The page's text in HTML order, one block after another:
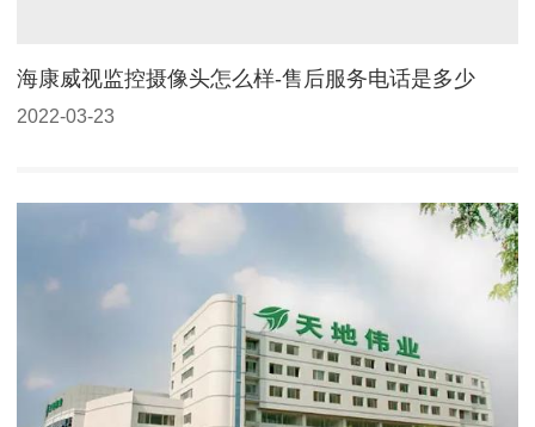
海康威视监控摄像头怎么样-售后服务电话是多少
2022-03-23